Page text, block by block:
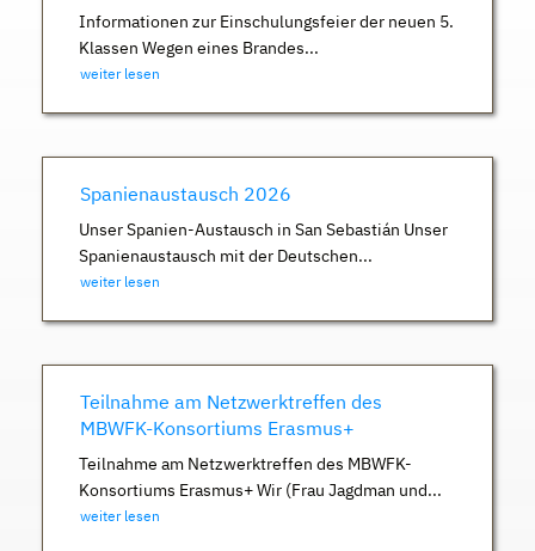
Informationen zur Einschulungsfeier der neuen 5.
Klassen Wegen eines Brandes...
weiter lesen
Spanienaustausch 2026
Unser Spanien-Austausch in San Sebastián Unser
Spanienaustausch mit der Deutschen...
weiter lesen
Teilnahme am Netzwerktreffen des
MBWFK-Konsortiums Erasmus+
Teilnahme am Netzwerktreffen des MBWFK-
Konsortiums Erasmus+ Wir (Frau Jagdman und...
weiter lesen